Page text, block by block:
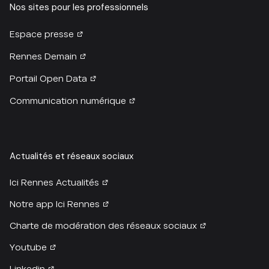
Nos sites pour les professionnels
Espace presse
Rennes Demain
Portail Open Data
Communication numérique
Actualités et réseaux sociaux
Ici Rennes Actualités
Notre app Ici Rennes
Charte de modération des réseaux sociaux
Youtube